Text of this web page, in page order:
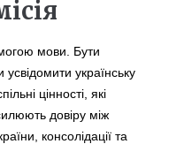
мови. Бути
українську
цінності, які
довіру між
консолідації та